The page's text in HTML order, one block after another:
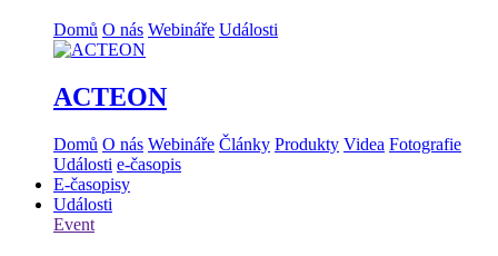
Domů O nás Webináře Události
ACTEON
Domů O nás Webináře Články Produkty Videa Fotografie
Události e-časopis
E-časopisy
Události
Event